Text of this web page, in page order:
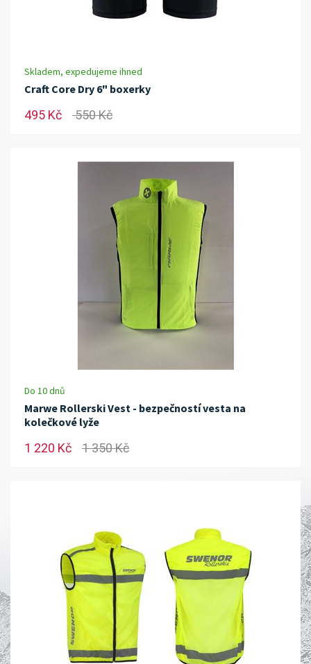
Skladem, expedujeme ihned
Craft Core Dry 6" boxerky
495 Kč 550 Kč
Do 10 dnů
Marwe Rollerski Vest - bezpečností vesta na
kolečkové lyže
1 220 Kč 1 350 Kč